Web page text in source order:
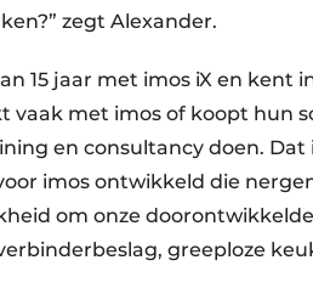
zegt Alexander.
15 jaar met imos iX en kent
vaak met imos of koopt hun
en consultancy doen.
imos ontwikkeld die
om onze
greeploze